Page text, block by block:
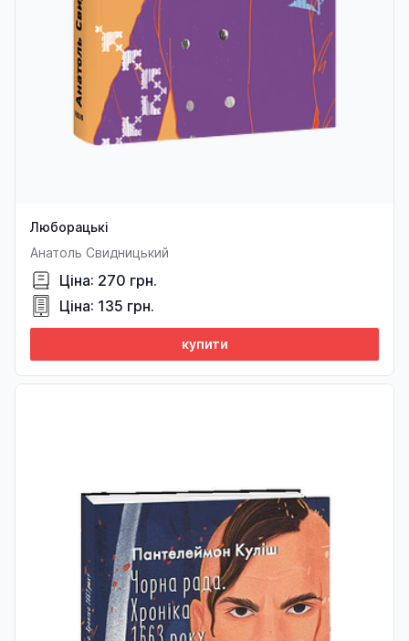
Люборацькі
Анатоль Свидницький
Ціна: 270 грн.
Ціна: 135 грн.
купити